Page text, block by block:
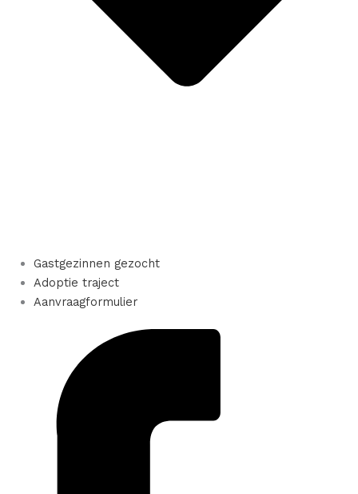
Gastgezinnen gezocht
Adoptie traject
Aanvraagformulier